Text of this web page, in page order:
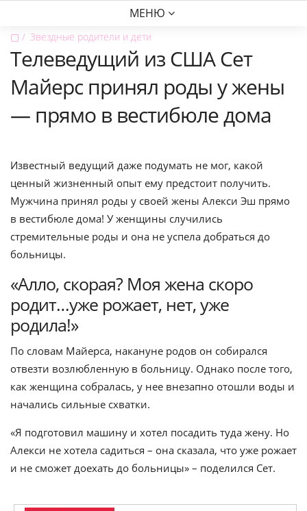
МЕНЮ
▢ Звездные родители и дети
Телеведущий из США Сет
Майерс принял роды у жены
— прямо в вестибюле дома
Известный ведущий даже подумать не мог, какой
ценный жизненный опыт ему предстоит получить.
Мужчина принял роды у своей жены Алекси Эш прямо
в вестибюле дома! У женщины случились
стремительные роды и она не успела добраться до
больницы.
«Алло, скорая? Моя жена скоро
родит…уже рожает, нет, уже
родила!»
По словам Майерса, накануне родов он собирался
отвезти возлюбленную в больницу. Однако после того,
как женщина собралась, у нее внезапно отошли воды и
начались сильные схватки.
«Я подготовил машину и хотел посадить туда жену. Но
Алекси не хотела садиться – она сказала, что уже рожает
и не сможет доехать до больницы» – поделился Сет.